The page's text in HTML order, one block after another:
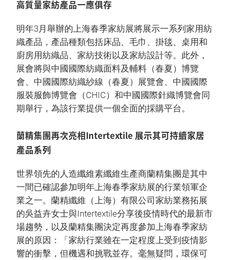
高質量家紡產品一應俱存
明年3月舉辦的上海春季家紡展將展示一系列家用紡
織產品，產品種類包括床品、毛巾、掛毯、桌用和
廚房用紡織品、家紡技術以及家紡設計等。此外，
展會將與中國國際紡織面料及輔料（春夏）博覽
會、中國國際紡織紗線（春夏）展覽會、中國國際
服裝服飾博覽會（CHIC）和中國國際針織博覽會同
期舉行，為該行業提供一個全面的採購平台。
蘭精集團再次亮相Intertextile 展示其可持續家居
產品系列
世界領先的人造纖維素纖維生產商蘭精集團是其中
一間已確認參加明年上海春季家紡展的行業領軍企
業之一。蘭精纖維（上海）有限公司家紡業務拓展
的吳益卉女士與Intertextile分享後疫情時代的最新市
場趨勢，以及蘭精集團決定再度參加上海春季家紡
展的原因：「家紡行業雖在一定程度上受到疫情影
響的衝擊，但機遇和挑戰並存。毫無疑問，環保可